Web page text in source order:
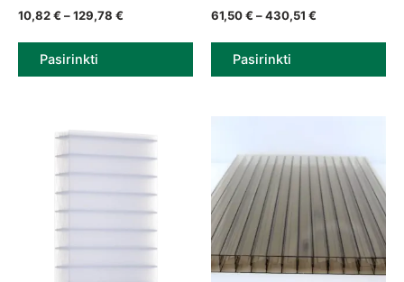
10,82€ –129,78 € Price range: 10,82 € through 129,78 €
Pasirinkti
61,50€ –430,51 €
Pasirinkti